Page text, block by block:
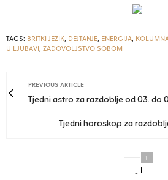
TAGS: BRITKI JEZIK, DEJTANJE, ENERGIJA,
U LJUBAVI, ZADOVOLJSTVO SOBOM
PREVIOUS ARTICLE
Tjedni astro za razdoblje od 03. do
Tjedni horoskop za
1